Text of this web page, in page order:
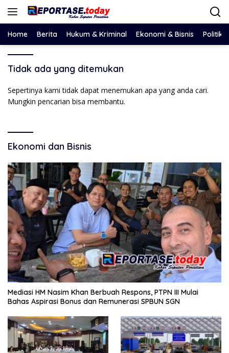
Langsung
Home Berita Hukum & Kriminal Ekonomi & Bisnis Politik
Tidak ada yang ditemukan
Sepertinya kami tidak dapat menemukan apa yang anda cari.
Mungkin pencarian bisa membantu.
Ekonomi dan Bisnis
Mediasi HM Nasim Khan Berbuah Respons, PTPN III Mulai
Bahas Aspirasi Bonus dan Remunerasi SPBUN SGN